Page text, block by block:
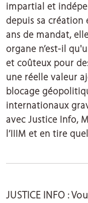
impartial et
depuis sa création
ans de mandat,
organe n’est-il
et coûteux pour
une réelle valeur
blocage
internationaux
avec Justice Info,
l’IIIM et en tire
JUSTICE INFO :